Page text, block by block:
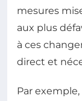
mesures
aux plus
à ces
direct et
Par